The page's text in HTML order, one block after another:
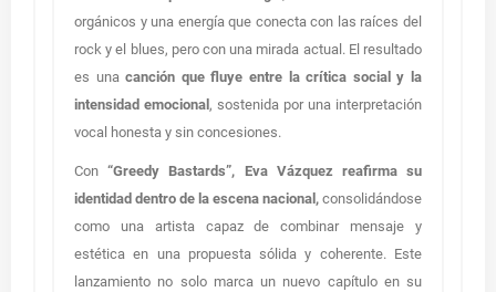
orgánicos y una energía que conecta con las raíces del
rock y el blues, pero con una mirada actual. El resultado
es unacanción que fluye entre la crítica social y la
intensidad emocional , sostenida por una interpretación
vocal honesta y sin concesiones.
Con“Greedy Bastards”, Eva Vázquez reafirma su
identidad dentro de la escena nacional, consolidándose
como una artista capaz de combinar mensaje y
estética en una propuesta sólida y coherente. Este
lanzamiento no solo marca un nuevo capítulo en su